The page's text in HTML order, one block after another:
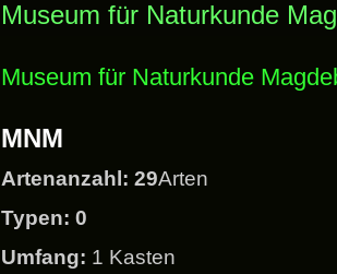
Museum für Naturkunde
Museum für Naturkunde
MNM
Artenanzahl: 29Arten
Typen: 0
Umfang: 1 Kasten